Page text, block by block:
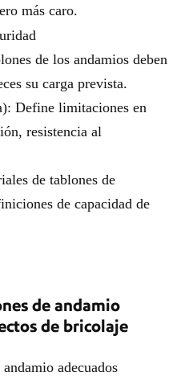
más caro.
de los andamios deben
su carga prevista.
Define limitaciones en
resistencia al
de tablones de
de capacidad de
de andamio
de bricolaje
adecuados